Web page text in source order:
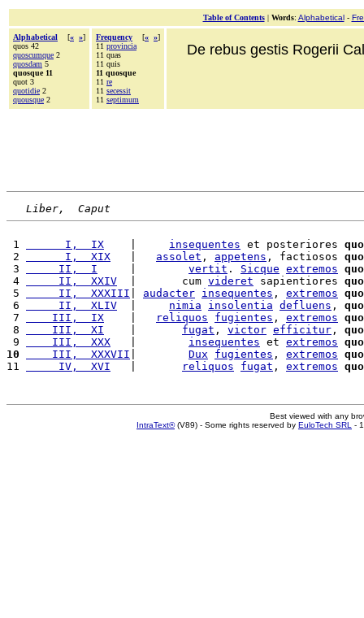
Table of Contents| Words: Alphabetical-
Alphabetical [« »]
quos 42
quoscumque 2
quosdam 5
quosque 11
quot 3
quotidie 2
quousque 2
Frequency [« »]
11 provincia
11 quas
11 quis
11 quosque
11 re
11 secessit
11 septimum
De rebus gestis Rogerii
Liber,  Caput
1
      I,  IX
insequentes et posteriores
2
      I,  XIX
assolet , appetens , factiosos
3
     II,  I
vertit . Sicque extremos
4
     II,  XXIV
  |       cum
videret sapientiores
5
     II,  XXXIII
audacter insequentes , extremos
6
     II,  XLIV
nimia insolentia defluens ,
7
    III,  IX
reliquos fugientes , extremos
8
    III,  XI
fugat , victor efficitur ,
9
    III,  XXX
insequentes et extremos
10
    III,  XXXVII
Dux fugientes , extremos
11
     IV,  XVI
reliquos fugat , extremos
Best viewed with any
IntraText®(V89) - Some rights reserved by EuloTech SRL -